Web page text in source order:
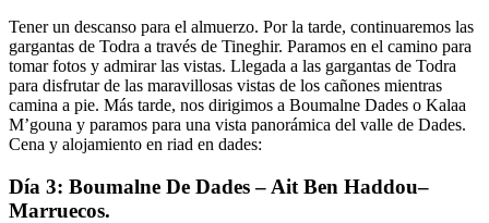
Tener un descanso para el almuerzo. Por la tarde, continuaremos las
gargantas de Todra a través de Tineghir. Paramos en el camino para
tomar fotos y admirar las vistas. Llegada a las gargantas de Todra
para disfrutar de las maravillosas vistas de los cañones mientras
camina a pie. Más tarde, nos dirigimos a Boumalne Dades o Kalaa
M’gouna y paramos para una vista panorámica del valle de Dades.
Cena y alojamiento en riad en dades:
Día 3: Boumalne De Dades – Ait Ben Haddou–
Marruecos.